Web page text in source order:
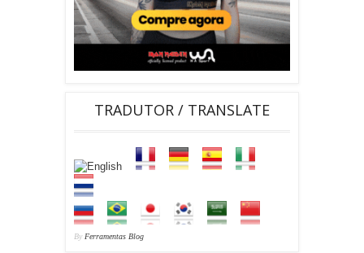
TRADUTOR / TRANSLATE
By Ferramentas Blog